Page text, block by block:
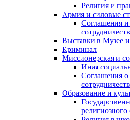
Религия и
Армия и силовые
Соглашения и
Выставки в Музее
Криминал
Миссионерская и
Иная
Соглашения о
Образование и
религиозного